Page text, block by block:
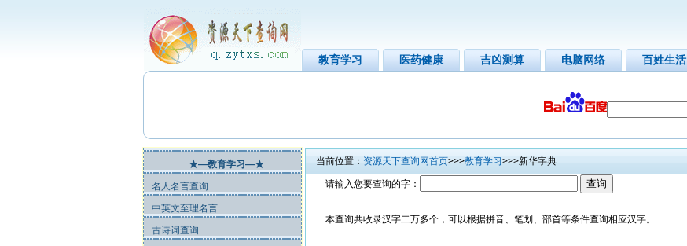
教育学习 医药健康 吉凶测算 电脑网络 百姓生活
★—教育学习—★
名人名言查询
中英文至理名言
古诗词查询
当前位置： 资源天下查询网首页>>>教育学习 >>>新华字典
请输入您要查询的字：
本查询共收录汉字二万多个，可以根据拼音、笔划、部首等条件查询相应汉字。